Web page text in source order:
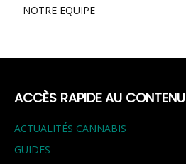
NOTRE EQUIPE
ACCÈS RAPIDE AU CONTENU
ACTUALITÉS CANNABIS
GUIDES